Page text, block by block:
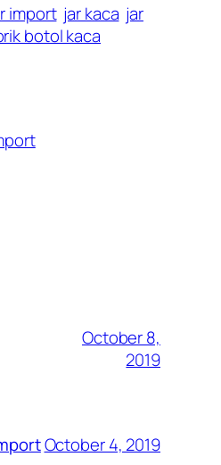
import jar kaca jar
botol kaca
October 8,
2019
October 4, 2019